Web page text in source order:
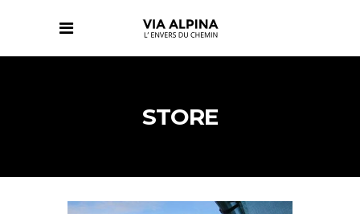
STORE